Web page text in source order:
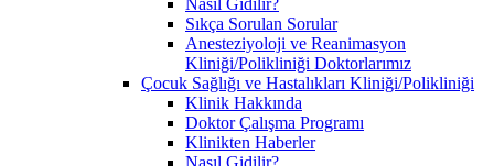
Sıkça Sorulan Sorular
Anesteziyoloji ve Reanimasyon
Kliniği/Polikliniği Doktorlarımız
Çocuk Sağlığı ve Hastalıkları Kliniği/Polikliniği
Klinik Hakkında
Doktor Çalışma Programı
Klinikten Haberler
Nasıl Gidilir?